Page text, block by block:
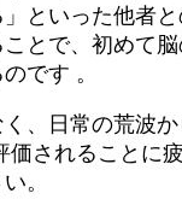
といった他者
とで、初めて
です 。
、日常の荒波
価されることに
。